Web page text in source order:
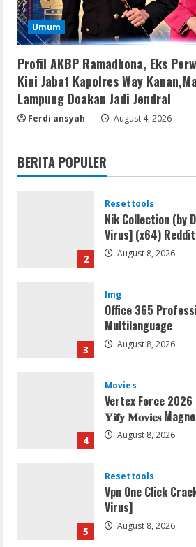
Umum
Profil AKBP Ramadhona, Eks
Kini Jabat Kapolres Way
Lampung Doakan Jadi Jendral
Ferdi ansyah August 4, 2026
BERITA POPULER
5 August 8, 2026
1
Office 2019 LTSC
Debloated Tоrrеnt
August 8, 2026
Nik Collection (by
Virus] (x64) Reddit
Img
Office 365
Multilanguage
Movies
Vertex Force 2026
𝐘𝐢𝐟𝐲 𝐌𝐨𝐯𝐢𝐞𝐬 Magnet
Resettools
Vpn One Click
Virus]
Img
Office 2019 LTSC
Debloated Tоrrеnt